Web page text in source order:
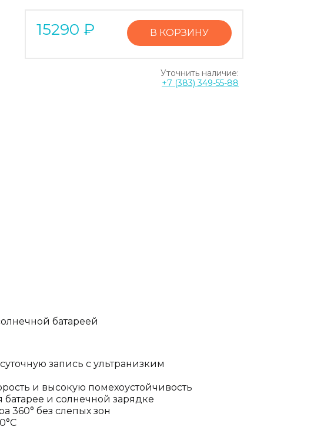
15290 ₽ В КОРЗИНУ
Уточнить наличие:
+7 (383) 349-55-88
батареей
запись с ультранизким
и высокую помехоустойчивость
батарее и солнечной зарядке
360° без слепых зон